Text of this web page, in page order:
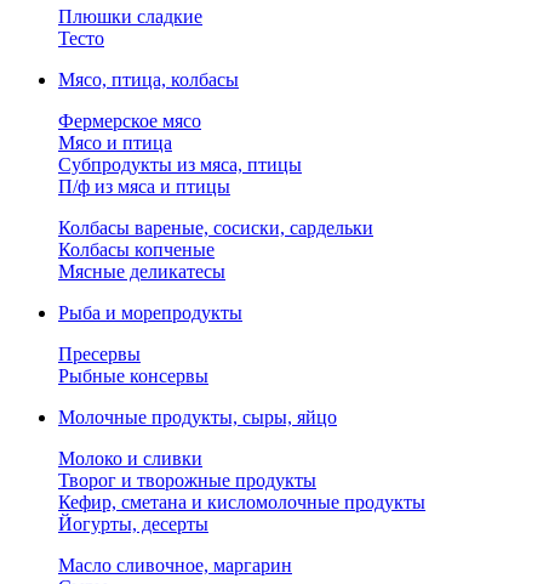
Плюшки сладкие
Тесто
Мясо, птица, колбасы
Фермерское мясо
Мясо и птица
Субпродукты из мяса, птицы
П/ф из мяса и птицы
Колбасы вареные, сосиски, сардельки
Колбасы копченые
Мясные деликатесы
Рыба и морепродукты
Пресервы
Рыбные консервы
Молочные продукты, сыры, яйцо
Молоко и сливки
Творог и творожные продукты
Кефир, сметана и кисломолочные продукты
Йогурты, десерты
Масло сливочное, маргарин